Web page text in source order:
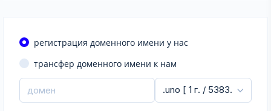
регистрация доменного имени у нас
трансфер доменного имени к нам